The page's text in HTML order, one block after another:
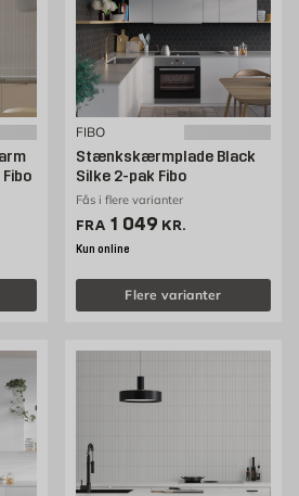
FIBO
Stænkskærmplade Black
Silke 2-pak Fibo
Fås i flere varianter
FRA Pris 1049 kr. /stk
1 049 KR.
Kun online
Flere varianter